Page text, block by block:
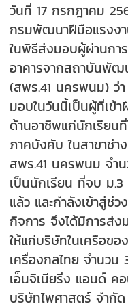
วันที่ 17 กรกฎาคม
กรมพัฒนาฝีมือแรงงา
ในพิธีส่งมอบผู้ผ่านกา
อาคารจากสถาบันพั
(สพร.41 นครพนม) ว่
มอบในวันนี้เป็นผู้ที่เข้
ด้านอาชีพแก่นักเรียน
ภาคบังคับ ในสาขาช่า
สพร.41 นครพนม จำ
เป็นนักเรียน ที่จบ ม
แล้ว และกำลังเข้าสู่ช่
กิจการ จึงได้มีการส่
ให้แก่บริษัทในเครือขอ
เครื่องกลไทย จำนว
เอ็นจิเนียริ่ง แอนด์
บริษัทไพศาสตร์ จำกั